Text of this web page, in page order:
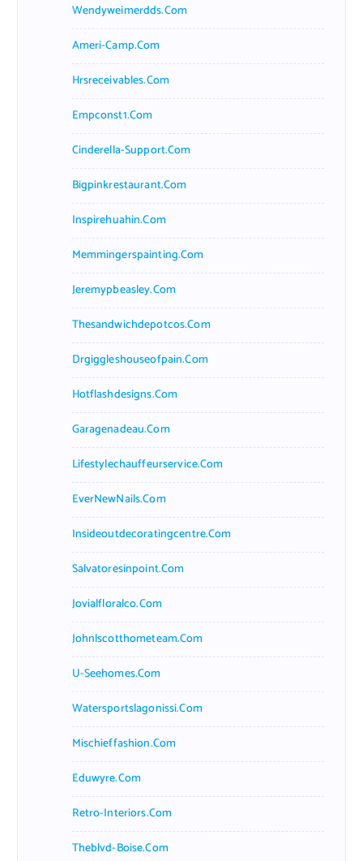
Wendyweimerdds.com
Ameri-Camp.com
Hrsreceivables.com
Empconst1.com
Cinderella-Support.com
Bigpinkrestaurant.com
Inspirehuahin.com
Memmingerspainting.com
Jeremypbeasley.com
Thesandwichdepotcos.com
Drgiggleshouseofpain.com
Hotflashdesigns.com
Garagenadeau.com
Lifestylechauffeurservice.com
EverNewNails.com
Insideoutdecoratingcentre.com
Salvatoresinpoint.com
Jovialfloralco.com
Johnlscotthometeam.com
U-Seehomes.com
Watersportslagonissi.com
Mischieffashion.com
Eduwyre.com
Retro-Interiors.com
Theblvd-Boise.com